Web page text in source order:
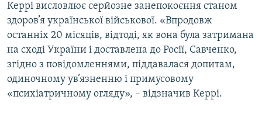
Керрі висловлює серйозне занепокоєння станом
здоров’я української військової. «Впродовж
останніх 20 місяців, відтоді, як вона була затримана
на сході України і доставлена до Росії, Савченко,
згідно з повідомленнями, піддавалася допитам,
одиночному ув’язненню і примусовому
«психіатричному огляду», – відзначив Керрі.